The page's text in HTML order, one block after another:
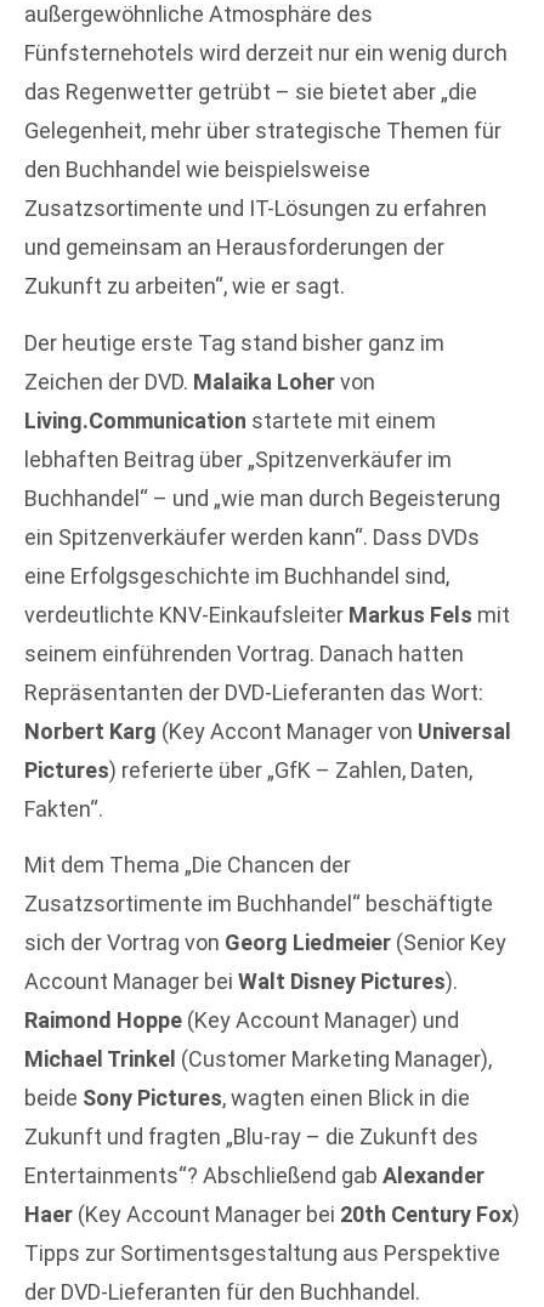
außergewöhnliche Atmosphäre des
Fünfsternehotels wird derzeit nur ein wenig durch
das Regenwetter getrübt – sie bietet aber „die
Gelegenheit, mehr über strategische Themen für
den Buchhandel wie beispielsweise
Zusatzsortimente und IT-Lösungen zu erfahren
und gemeinsam an Herausforderungen der
Zukunft zu arbeiten“, wie er sagt.
Der heutige erste Tag stand bisher ganz im
Zeichen der DVD. Malaika Lohervon
Living.Communication startete mit einem
lebhaften Beitrag über „Spitzenverkäufer im
Buchhandel“ – und „wie man durch Begeisterung
ein Spitzenverkäufer werden kann“. Dass DVDs
eine Erfolgsgeschichte im Buchhandel sind,
verdeutlichte KNV-Einkaufsleiter Markus Fels mit
seinem einführenden Vortrag. Danach hatten
Repräsentanten der DVD-Lieferanten das Wort:
Norbert Karg (Key Accont Manager von Universal
Pictures) referierte über „GfK – Zahlen, Daten,
Fakten“.
Mit dem Thema „Die Chancen der
Zusatzsortimente im Buchhandel“ beschäftigte
sich der Vortrag von Georg Liedmeier (Senior Key
Account Manager bei Walt Disney Pictures).
Raimond Hoppe (Key Account Manager) und
Michael Trinkel (Customer Marketing Manager),
beide Sony Pictures, wagten einen Blick in die
Zukunft und fragten „Blu-ray – die Zukunft des
Entertainments“? Abschließend gab Alexander
Haer (Key Account Manager bei 20th Century Fox)
Tipps zur Sortimentsgestaltung aus Perspektive
der DVD-Lieferanten für den Buchhandel.